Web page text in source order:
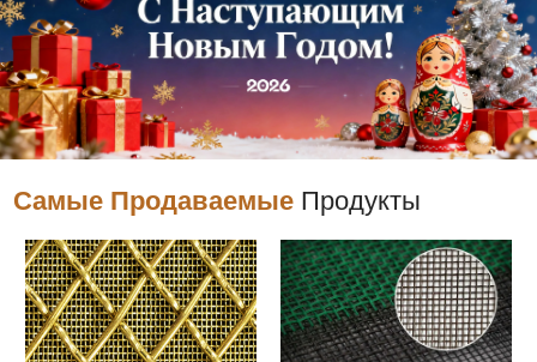
Самые Продаваемые Продукты